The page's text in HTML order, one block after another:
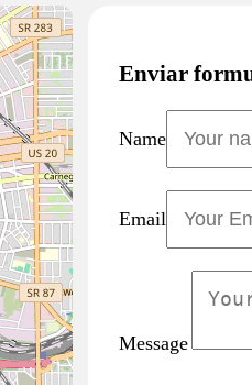
Enviar
Name
Email
Message